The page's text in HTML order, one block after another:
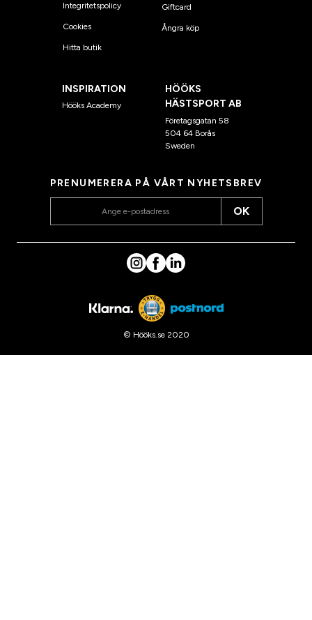
Integritetspolicy
Cookies
Hitta butik
Giftcard
Ångra köp
INSPIRATION
Hööks Academy
HÖÖKS
HÄSTSPORT AB
Företagsgatan 58
504 64 Borås
Sweden
PRENUMERERA PÅ VÅRT NYHETSBREV
OK
© Hööks.se 2020